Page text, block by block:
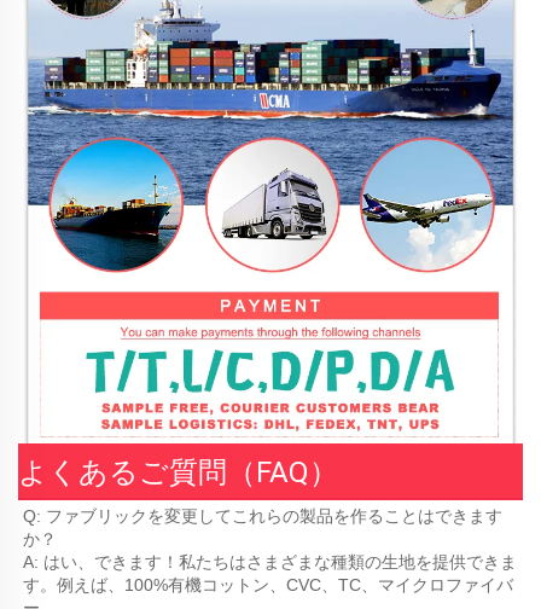
よくあるご質問（FAQ）
Q: ファブリックを変更してこれらの製品を作ることはできます
か？
A: はい、できます！私たちはさまざまな種類の生地を提供できま
す。例えば、100%有機コットン、CVC、TC、マイクロファイバ